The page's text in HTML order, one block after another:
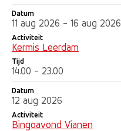
Datum
11 aug 2026 - 16 aug 2026
Activiteit
Kermis Leerdam
Tijd
14.00 - 23.00
Datum
12 aug 2026
Activiteit
Bingoavond Vianen